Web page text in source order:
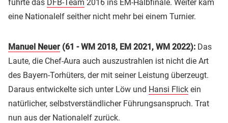
führte das DFB-Team 2016 ins EM-Halbfinale. Weiter kam
eine Nationalelf seither nicht mehr bei einem Turnier.
Manuel Neuer (61 - WM 2018, EM 2021, WM 2022): Das
Laute, die Chef-Aura auch auszustrahlen ist nicht die Art
des Bayern-Torhüters, der mit seiner Leistung überzeugt.
Daraus entwickelte sich unter Löw und Hansi Flick ein
natürlicher, selbstverständlicher Führungsanspruch. Trat
nun aus der Nationalelf zurück.